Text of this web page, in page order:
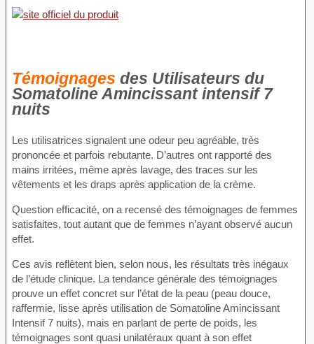
Témoignages des Utilisateurs du
Somatoline Amincissant intensif 7
nuits
Les utilisatrices signalent une odeur peu agréable, très
prononcée et parfois rebutante. D’autres ont rapporté des
mains irritées, même après lavage, des traces sur les
vêtements et les draps après application de la crème.
Question efficacité, on a recensé des témoignages de femmes
satisfaites, tout autant que de femmes n’ayant observé aucun
effet.
Ces avis reflètent bien, selon nous, les résultats très inégaux
de l’étude clinique. La tendance générale des témoignages
prouve un effet concret sur l’état de la peau (peau douce,
raffermie, lisse après utilisation de Somatoline Amincissant
Intensif 7 nuits), mais en parlant de perte de poids, les
témoignages sont quasi unilatéraux quant à son effet